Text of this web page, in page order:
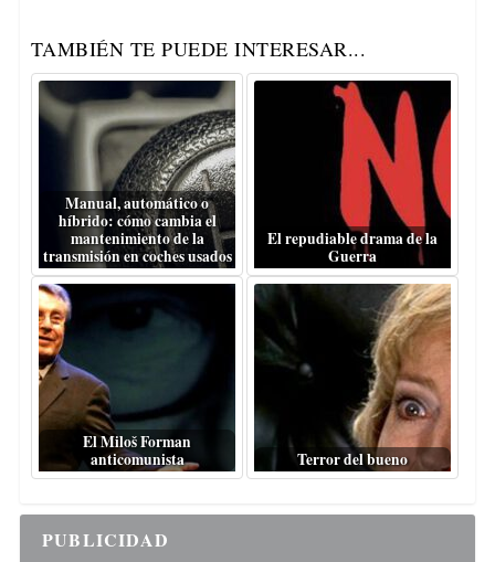
TAMBIÉN TE PUEDE INTERESAR...
Manual, automático o
híbrido: cómo cambia el
mantenimiento de la
transmisión en coches usados
El repudiable drama de la
Guerra
El Miloš Forman
anticomunista
Terror del bueno
PUBLICIDAD